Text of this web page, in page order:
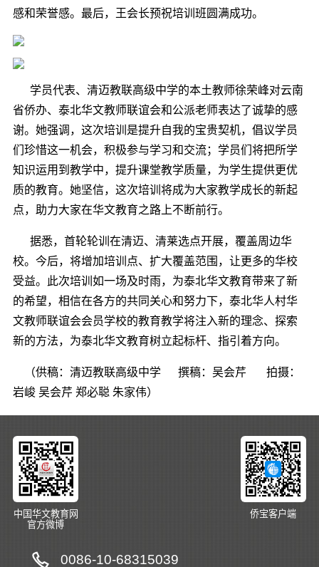
感和荣誉感。最后，王会长预祝培训班圆满成功。
学员代表、清迈教联高级中学的本土教师徐荣峰对云南
省侨办、泰北华文教师联谊会和公派老师表达了诚挚的感
谢。 她强调，这次培训是提升自我的宝贵契机，倡议学员
们珍惜这一机会，积极参与学习和交流； 学员们将把所学
知识运用到教学中，提升课堂教学质量，为学生提供更优
质的教育。 她坚信，这次培训将成为大家教学成长的新起
点，助力大家在华文教育之路上不断前行。
据悉，首轮轮训在清迈、清莱选点开展，覆盖周边华
校。今后，将增加培训点、扩大覆盖范围，让更多的华校
受益。此次培训如一场及时雨，为泰北华文教育带来了新
的希望，相信在各方的共同关心和努力下，泰北华人村华
文教师联谊会会员学校的教育教学将注入新的理念、探索
新的方法，为泰北华文教育树立起标杆、指引着方向。
（供稿： 清迈教联高级中学 撰稿：吴会芹
拍摄：
岩峻 吴会芹 郑必聪 朱家伟）
中国华文教育网
官方微博
侨宝客户端
0086-10-68315039